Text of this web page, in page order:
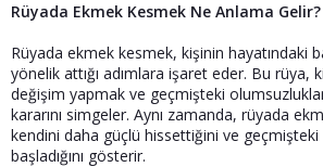
Rüyada Ekmek Kesmek Ne Anlama Gelir?
Rüyada ekmek kesmek, kişinin hayatındaki
yönelik attığı adımlara işaret eder. Bu rüya,
değişim yapmak ve geçmişteki
kararını simgeler. Aynı zamanda, rüyada
kendini daha güçlü hissettiğini ve
başladığını gösterir.